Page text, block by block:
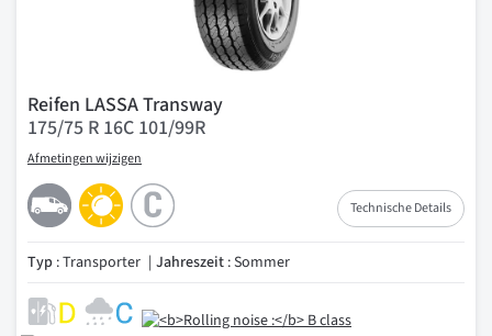
Reifen LASSA Transway
175/75 R 16C 101/99R
Afmetingen wijzigen
Technische Details
Typ : Transporter Jahreszeit : Sommer